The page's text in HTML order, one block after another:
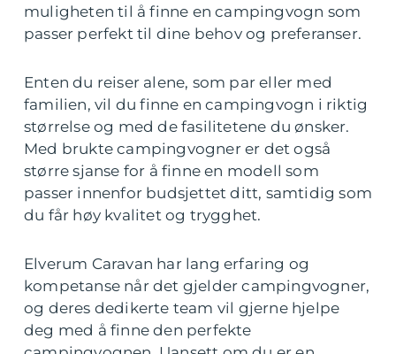
muligheten til å finne en campingvogn som
passer perfekt til dine behov og preferanser.
Enten du reiser alene, som par eller med
familien, vil du finne en campingvogn i riktig
størrelse og med de fasilitetene du ønsker.
Med brukte campingvogner er det også
større sjanse for å finne en modell som
passer innenfor budsjettet ditt, samtidig som
du får høy kvalitet og trygghet.
Elverum Caravan har lang erfaring og
kompetanse når det gjelder campingvogner,
og deres dedikerte team vil gjerne hjelpe
deg med å finne den perfekte